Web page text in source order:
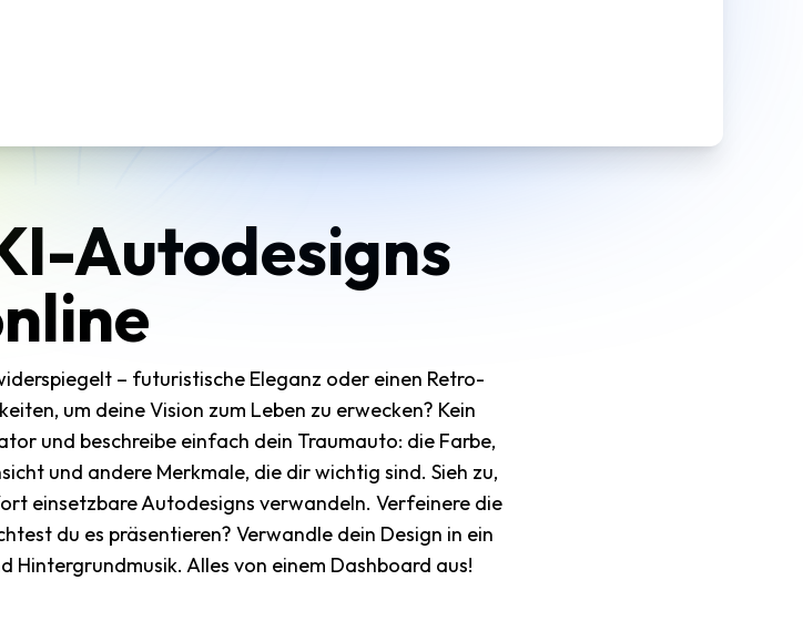
Autodesigns
– futuristische Eleganz oder einen Retro-
um deine Vision zum Leben zu erwecken? Kein
und beschreibe einfach dein Traumauto: die Farbe,
und andere Merkmale, die dir wichtig sind. Sieh zu,
einsetzbare Autodesigns verwandeln. Verfeinere die
du es präsentieren? Verwandle dein Design in ein
Hintergrundmusik. Alles von einem Dashboard aus!